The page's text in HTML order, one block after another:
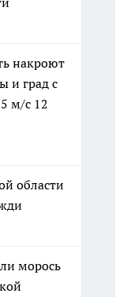
накроют
и град с
м/с 12
области
морось